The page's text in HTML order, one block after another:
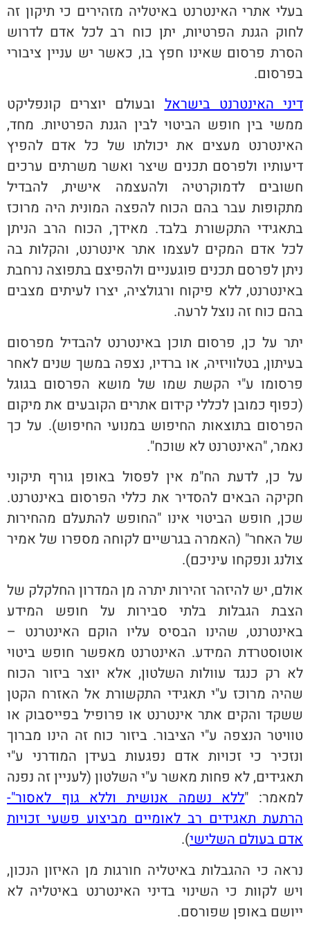
בעלי אתרי האינטרנט באיטליה מזהירים כי תיקון זה
לחוק הגנת הפרטיות, יתן כוח רב לכל אדם לדרוש
הסרת פרסום שאינו חפץ בו, כאשר יש עניין ציבורי
בפרסום.
דיני האינטרנט בישראלובעולם יוצרים קונפליקט
ממשי בין חופש הביטוי לבין הגנת הפרטיות. מחד,
האינטרנט מעצים את יכולתו של כל אדם להפיץ
דיעותיו ולפרסם תכנים שיצר ואשר משרתים ערכים
חשובים לדמוקרטיה ולהעצמה אישית, להבדיל
מתקופות עבר בהם הכוח להפצה המונית היה מרוכז
בתאגידי התקשורת בלבד. מאידך, הכוח הרב הניתן
לכל אדם המקים לעצמו אתר אינטרנט, והקלות בה
ניתן לפרסם תכנים פוגעניים ולהפיצם בתפוצה נרחבת
באינטרנט, ללא פיקוח ורגולציה, יצרו לעיתים מצבים
בהם כוח זה נוצל לרעה.
יתר על כן, פרסום תוכן באינטרנט להבדיל מפרסום
בעיתון, בטלוויזיה, או ברדיו, נצפה במשך שנים לאחר
פרסומו ע"י הקשת שמו של מושא הפרסום בגוגל
(כפוף כמובן לכללי קידום אתרים הקובעים את מיקום
הפרסום בתוצאות החיפוש במנועי החיפוש). על כך
נאמר, "האינטרנט לא שוכח".
על כן, לדעת הח"מ אין לפסול באופן גורף תיקוני
חקיקה הבאים להסדיר את כללי הפרסום באינטרנט.
שכן, חופש הביטוי אינו "החופש להתעלם מהחירות
של האחר" (האמרה בגרשיים לקוחה מספרו של אמיר
צולנג ונפקחו עיניכם).
אולם, יש להיזהר זהירות יתרה מן המדרון החלקלק של
הצבת הגבלות בלתי סבירות על חופש המידע
באינטרנט, שהינו הבסיס עליו הוקם האינטרנט –
אוטוסטרדת המידע. האינטרנט מאפשר חופש ביטוי
לא רק כנגד עוולות השלטון, אלא יוצר ביזור הכוח
שהיה מרוכז ע"י תאגידי התקשורת אל האזרח הקטן
ששקד והקים אתר אינטרנט או פרופיל בפייסבוק או
טוויטר הנצפה ע"י הציבור. ביזור כוח זה הינו מברוך
ונזכיר כי זכויות אדם נפגעות בעידן המודרני ע"י
תאגידים, לא פחות מאשר ע"י השלטון (לעניין זה נפנה
למאמר: "ללא נשמה אנושית וללא גוף לאסור"-
הרתעת תאגידים רב לאומיים מביצוע פשעי זכויות
אדם בעולם השלישי).
נראה כי ההגבלות באיטליה חורגות מן האיזון הנכון,
ויש לקוות כי השינוי בדיני האינטרנט באיטליה לא
ייושם באופן שפורסם.